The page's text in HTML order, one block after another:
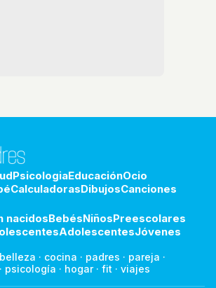
PsicologiaEducaciónOcio
CalculadorasDibujosCanciones
nacidosBebésNiñosPreescolares
AdolescentesJóvenes
belleza · cocina · padres · pareja ·
· psicología · hogar· fit · viajes